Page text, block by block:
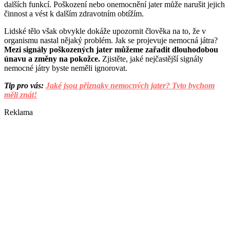
dalších funkcí. Poškození nebo onemocnění jater může narušit jejich
činnost a vést k dalším zdravotním obtížím.
Lidské tělo však obvykle dokáže upozornit člověka na to, že v
organismu nastal nějaký problém. Jak se projevuje nemocná játra?
Mezi signály poškozených jater můžeme zařadit dlouhodobou
únavu a změny na pokožce. Zjistěte, jaké nejčastější signály
nemocné játry byste neměli ignorovat.
Tip pro vás: Jaké jsou příznaky nemocných jater? Tyto bychom
měli znát!
Reklama